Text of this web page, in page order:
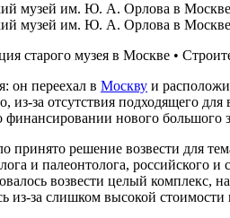
старого музея в Москве •
он переехал в Москву и
из-за отсутствия подходящего
нового большого
принято решение возвести для
и палеонтолога, российского и
возвести целый
из-за слишком высокой